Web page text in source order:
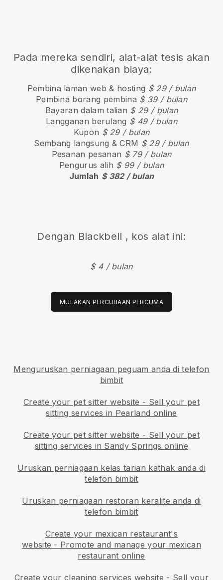
Pada mereka sendiri, alat-alat tesis akan
dikenakan biaya:
Pembina laman web & hosting $ 29 / bulan
Pembina borang pembina $ 39 / bulan
Bayaran dalam talian $ 29 / bulan
Langganan berulang $ 49 / bulan
Kupon $ 29 / bulan
Sembang langsung & CRM $ 29 / bulan
Pesanan pesanan $ 79 / bulan
Pengurus alih $ 99 / bulan
Jumlah $ 382 / bulan
Dengan Blackbell , kos alat ini:
$ 4 / bulan
MULAKAN PERCUBAAN PERCUMA
Menguruskan perniagaan peguam anda di telefon
bimbit
Create your pet sitter website - Sell your pet
sitting services in Pearland online
Create your pet sitter website - Sell your pet
sitting services in Sandy Springs online
Uruskan perniagaan kelas tarian kathak anda di
telefon bimbit
Uruskan perniagaan restoran keralite anda di
telefon bimbit
Create your mexican restaurant's
website - Promote and manage your mexican
restaurant online
Create your cleaning services website - Sell your